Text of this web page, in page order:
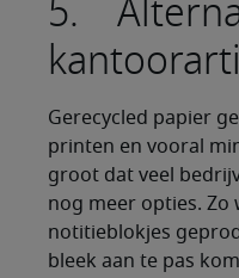
5.
Gerecycled papier
printen en vooral
groot dat veel
nog meer opties.
notitieblokjes
bleek aan te pas